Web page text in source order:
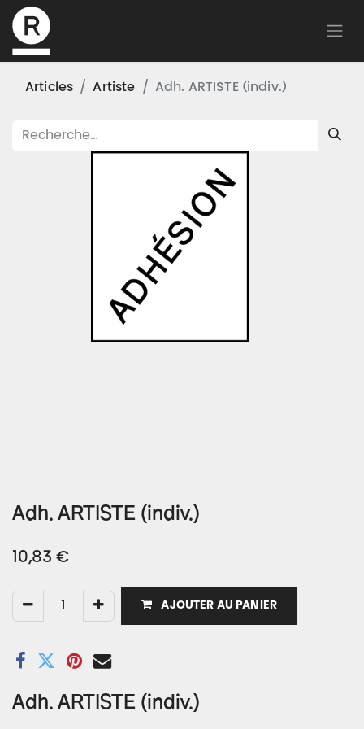
Articles Artiste Adh. ARTISTE (indiv.)
Adh. ARTISTE (indiv.)
10,83 €
AJOUTER AU PANIER
Adh. ARTISTE (indiv.)